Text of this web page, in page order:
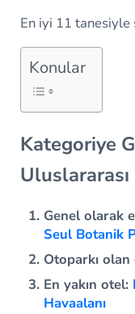
En iyi 11 tanesiyle
Konular
Kategoriye
Genel olarak
Seul Botanik
Otoparkı olan
En yakın otel:
Havaalanı